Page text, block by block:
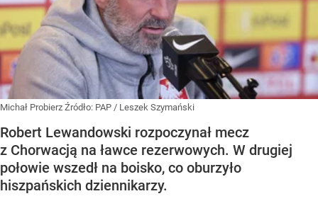
Michał Probierz Źródło: PAP / Leszek Szymański
Robert Lewandowski rozpoczynał mecz
z Chorwacją na ławce rezerwowych. W drugiej
połowie wszedł na boisko, co oburzyło
hiszpańskich dziennikarzy.